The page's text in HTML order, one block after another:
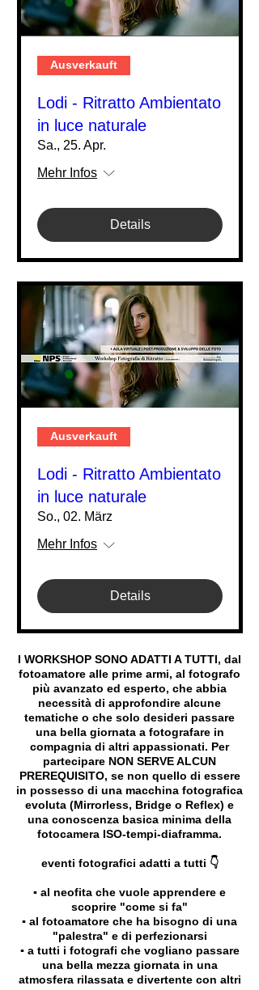
Ausverkauft
Lodi - Ritratto Ambientato
in luce naturale
Sa., 25. Apr.
Mehr Infos
Details
Ausverkauft
Lodi - Ritratto Ambientato
in luce naturale
So., 02. März
Mehr Infos
Details
I WORKSHOP SONO ADATTI A TUTTI, dal
fotoamatore alle prime armi, al fotografo
più avanzato ed esperto, che abbia
necessità di approfondire alcune
tematiche o che solo desideri passare
una bella giornata a fotografare in
compagnia di altri appassionati. Per
partecipare NON SERVE ALCUN
PREREQUISITO, se non quello di essere
in possesso di una macchina fotografica
evoluta (Mirrorless, Bridge o Reflex) e
una conoscenza basica minima della
fotocamera ISO-tempi-diaframma.
eventi fotografici adatti a tutti 👇
▪️ al neofita che vuole apprendere e
scoprire "come si fa"
▪️ al fotoamatore che ha bisogno di una
"palestra" e di perfezionarsi
▪️ a tutti i fotografi che vogliano passare
una bella mezza giornata in una
atmosfera rilassata e divertente con altri